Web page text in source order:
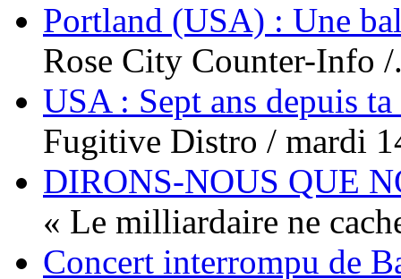
Portland (USA) : Une
Rose City Counter-Info /
USA : Sept ans depuis
Fugitive Distro / mardi
DIRONS-NOUS QUE
« Le milliardaire ne
Concert interrompu de